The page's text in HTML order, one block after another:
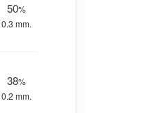
50%
0.3 mm.
38%
0.2 mm.